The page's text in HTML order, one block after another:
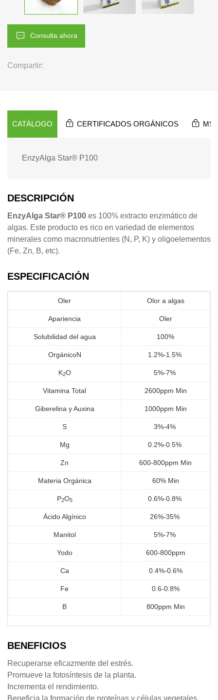
Consulta ahora
Compartir:
CATÁLOGO CERTIFICADOS ORGÁNICOS
EnzyAlga Star® P100
DESCRIPCIÓN
EnzyAlga Star® P100 es 100% extracto enzimático de
algas. Este producto es rico en variedad de elementos
minerales como macronutrientes (N, P, K) y oligoelementos
(Fe, Zn, B, etc).
ESPECIFICACIÓN
Oler Olor a algas
Apariencia Oler
Solubilidad del agua 100%
OrgánicoN 1.2%-1.5%
K2O 5%-7%
Vitamina Total 2600ppm Min
Giberelina y Auxina 1000ppm Min
S 3%-4%
Mg 0.2%-0.5%
Zn 600-800ppm Min
Materia Orgánica 60% Min
P2O5 0.6%-0.8%
Ácido Algínico 26%-35%
Manitol 5%-7%
Yodo 600-800ppm
Ca 0.4%-0.6%
Fe 0.6-0.8%
B 800ppm Min
BENEFICIOS
Recuperarse eficazmente del estrés.
Promueve la fotosíntesis de la planta.
Incrementa el rendimiento.
Beneficia la formación de proteínas y células vegetales.